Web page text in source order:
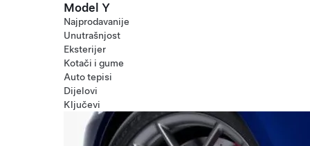
Model Y
Najprodavanije
Unutrašnjost
Eksterijer
Kotači i gume
Auto tepisi
Dijelovi
Ključevi